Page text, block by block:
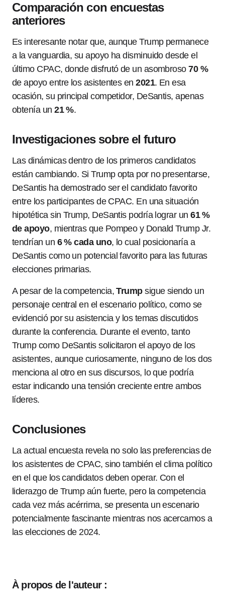
Comparación con encuestas
anteriores
Es interesante notar que, aunque Trump permanece
a la vanguardia, su apoyo ha disminuido desde el
último CPAC, donde disfrutó de un asombroso70 %
de apoyo entre los asistentes en2021. En esa
ocasión, su principal competidor, DeSantis, apenas
obtenía un21 %.
Investigaciones sobre el futuro
Las dinámicas dentro de los primeros candidatos
están cambiando. Si Trump opta por no presentarse,
DeSantis ha demostrado ser el candidato favorito
entre los participantes de CPAC. En una situación
hipotética sin Trump, DeSantis podría lograr un61 %
de apoyo, mientras que Pompeo y Donald Trump Jr.
tendrían un 6 % cada uno, lo cual posicionaría a
DeSantis como un potencial favorito para las futuras
elecciones primarias.
A pesar de la competencia,Trumpsigue siendo un
personaje central en el escenario político, como se
evidenció por su asistencia y los temas discutidos
durante la conferencia. Durante el evento, tanto
Trump como DeSantis solicitaron el apoyo de los
asistentes, aunque curiosamente, ninguno de los dos
menciona al otro en sus discursos, lo que podría
estar indicando una tensión creciente entre ambos
líderes.
Conclusiones
La actual encuesta revela no solo las preferencias de
los asistentes de CPAC, sino también el clima político
en el que los candidatos deben operar. Con el
liderazgo de Trump aún fuerte, pero la competencia
cada vez más acérrima, se presenta un escenario
potencialmente fascinante mientras nos acercamos a
las elecciones de 2024.
À propos de l'auteur :